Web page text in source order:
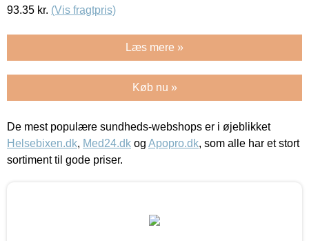
93.35 kr. (Vis fragtpris)
Læs mere »
Køb nu »
De mest populære sundheds-webshops er i øjeblikket
Helsebixen.dk, Med24.dk og Apopro.dk, som alle har et stort
sortiment til gode priser.